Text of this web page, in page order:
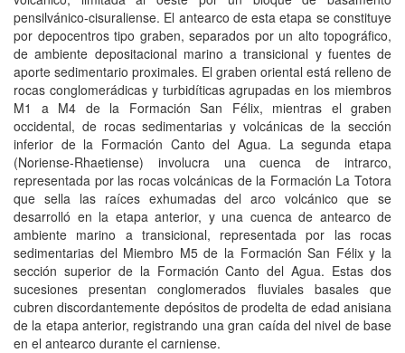
pensilvánico-cisuraliense. El antearco de esta etapa se constituye
por depocentros tipo graben, separados por un alto topográfico,
de ambiente depositacional marino a transicional y fuentes de
aporte sedimentario proximales. El graben oriental está relleno de
rocas conglomerádicas y turbidíticas agrupadas en los miembros
M1 a M4 de la Formación San Félix, mientras el graben
occidental, de rocas sedimentarias y volcánicas de la sección
inferior de la Formación Canto del Agua. La segunda etapa
(Noriense-Rhaetiense) involucra una cuenca de intrarco,
representada por las rocas volcánicas de la Formación La Totora
que sella las raíces exhumadas del arco volcánico que se
desarrolló en la etapa anterior, y una cuenca de antearco de
ambiente marino a transicional, representada por las rocas
sedimentarias del Miembro M5 de la Formación San Félix y la
sección superior de la Formación Canto del Agua. Estas dos
sucesiones presentan conglomerados fluviales basales que
cubren discordantemente depósitos de prodelta de edad anisiana
de la etapa anterior, registrando una gran caída del nivel de base
en el antearco durante el carniense.